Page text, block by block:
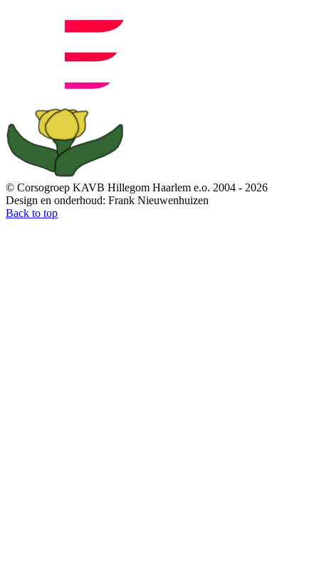
© Corsogroep KAVB Hillegom Haarlem e.o. 2004 - 2026
Design en onderhoud: Frank Nieuwenhuizen
Back to top